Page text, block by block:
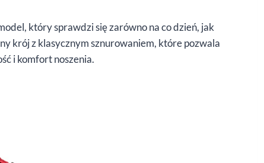
który sprawdzi się zarówno na co dzień, jak
krój z klasycznym sznurowaniem, które pozwala
i komfort noszenia.